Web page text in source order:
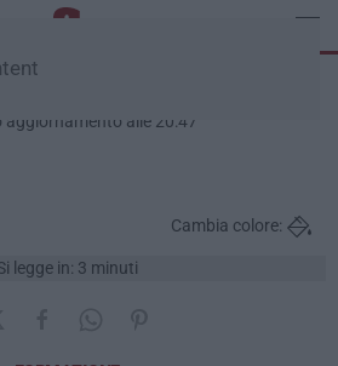
aggiornamento alle 20:47
legge in: 3 minuti
Cambia colore: